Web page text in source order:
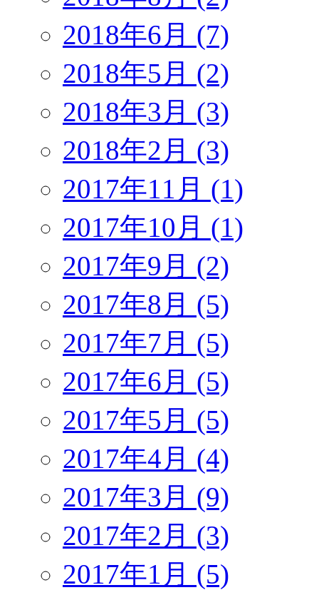
2018年6月 (7)
2018年5月 (2)
2018年3月 (3)
2018年2月 (3)
2017年11月 (1)
2017年10月 (1)
2017年9月 (2)
2017年8月 (5)
2017年7月 (5)
2017年6月 (5)
2017年5月 (5)
2017年4月 (4)
2017年3月 (9)
2017年2月 (3)
2017年1月 (5)